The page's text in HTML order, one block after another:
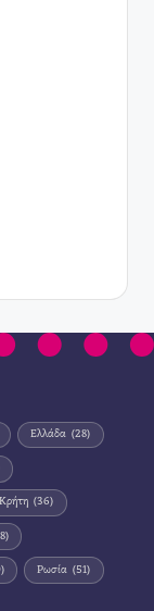
Ελλάδα (28)
Κρήτη (36)
Ρωσία (51)